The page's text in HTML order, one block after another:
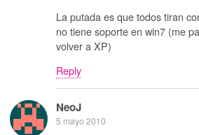
La putada es que todos tiran
no tiene soporte en win7 (me
volver a XP)
Reply
NeoJ
5 mayo 2010